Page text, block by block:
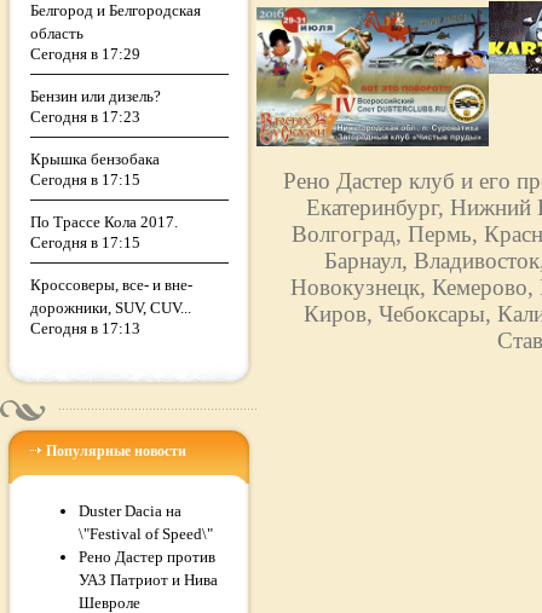
Белгород и Белгородская
область
Сегодня в 17:29
Бензин или дизель?
Сегодня в 17:23
Крышка бензобака
Сегодня в 17:15
По Трассе Кола 2017.
Сегодня в 17:15
Кроссоверы, все- и вне-
дорожники, SUV, CUV...
Сегодня в 17:13
Популярные новости
Duster Dacia на
\"Festival of Speed\"
Рено Дастер против
УАЗ Патриот и Нива
Шевроле
Рено Дастер клуб и его
Екатеринбург, Нижний
Волгоград, Пермь,
Барнаул,
Новокузнецк,
Киров, Чебоксары,